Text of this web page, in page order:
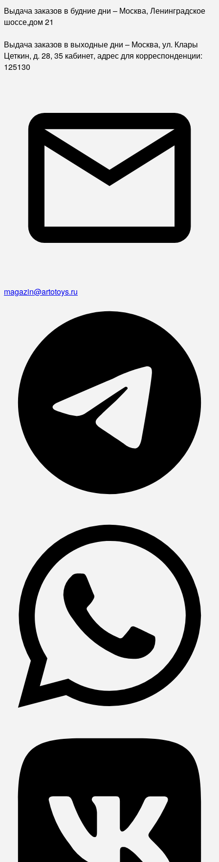
Выдача заказов в будние дни – Москва, Ленинградское
шоссе,дом 21
Выдача заказов в выходные дни – Москва, ул. Клары
Цеткин, д. 28, 35 кабинет, адрес для корреспонденции:
125130
magazin@artotoys.ru